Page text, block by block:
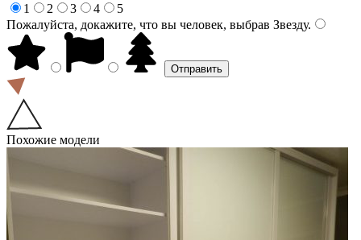
1
2 3 4
5
Пожалуйста, докажите, что вы человек, выбрав Звезду.
Похожие модели